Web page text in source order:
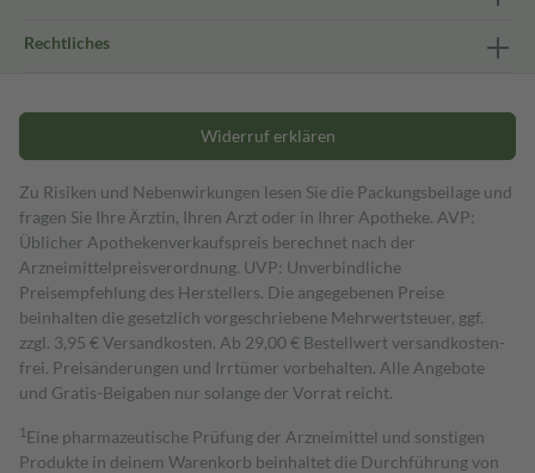
Rechtliches
Widerruf erklären
Zu Risiken und Nebenwirkungen lesen Sie die Packungsbeilage und
fragen Sie Ihre Ärztin, Ihren Arzt oder in Ihrer Apotheke. AVP:
Üblicher Apothekenverkaufspreis berechnet nach der
Arzneimittelpreisverordnung. UVP: Unverbindliche
Preisempfehlung des Herstellers. Die angegebenen Preise
beinhalten die gesetzlich vorgeschriebene Mehrwertsteuer, ggf.
zzgl. 3,95 € Versandkosten. Ab 29,00 € Bestell­wert versand­kosten­
frei. Preisänderungen und Irrtümer vorbehalten. Alle Angebote
und Gratis-Beigaben nur solange der Vorrat reicht.
1 Eine pharmazeutische Prüfung der Arzneimittel und sonstigen
Produkte in deinem Warenkorb beinhaltet die Durchführung von